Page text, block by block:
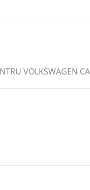
VOLKSWAGEN